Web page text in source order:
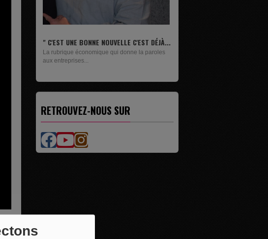
C'EST DÉJÀ...
la paroles
LIVRES
Un lundi sur deux, Maxime Janssens vous
présente les livres de...
RETROUVEZ-NOUS SUR